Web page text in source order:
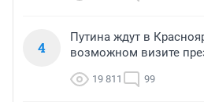
4
Путина ждут в
возможном визите
19 811 99